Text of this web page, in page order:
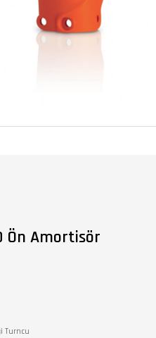
Ön Amortisör
Turncu